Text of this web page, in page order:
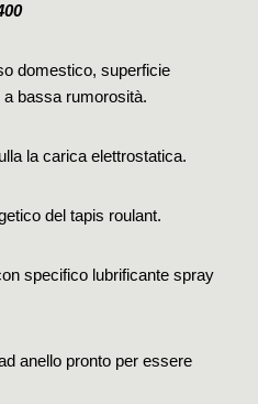
domestico, superficie
bassa rumorosità.
la carica elettrostatica.
del tapis roulant.
specifico lubrificante spray
anello pronto per essere